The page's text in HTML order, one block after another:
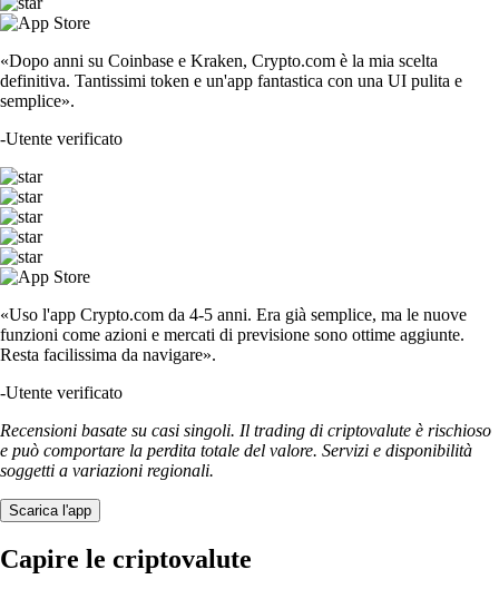
«Dopo anni su Coinbase e Kraken, Crypto.com è la mia scelta
definitiva. Tantissimi token e un'app fantastica con una UI pulita e
semplice».
-Utente verificato
«Uso l'app Crypto.com da 4-5 anni. Era già semplice, ma le nuove
funzioni come azioni e mercati di previsione sono ottime aggiunte.
Resta facilissima da navigare».
-Utente verificato
Recensioni basate su casi singoli. Il trading di criptovalute è rischioso
e può comportare la perdita totale del valore. Servizi e disponibilità
soggetti a variazioni regionali.
Scarica l'app
Capire le criptovalute